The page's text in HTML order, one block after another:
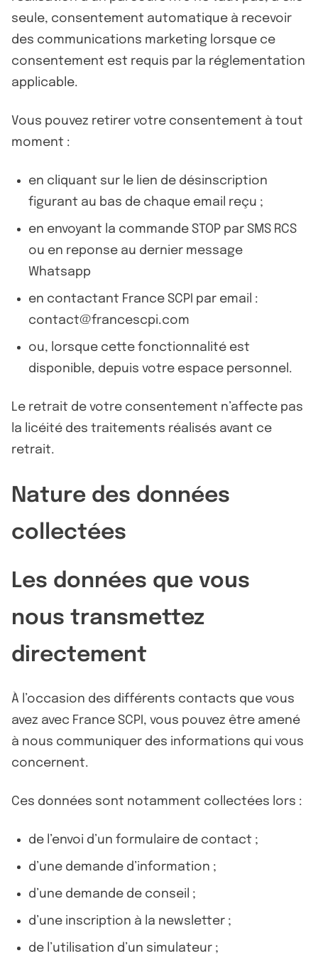
seule, consentement automatique à recevoir
des communications marketing lorsque ce
consentement est requis par la réglementation
applicable.
Vous pouvez retirer votre consentement à tout
moment :
en cliquant sur le lien de désinscription
figurant au bas de chaque email reçu ;
en envoyant la commande STOP par SMS RCS
ou en reponse au dernier message
Whatsapp
en contactant France SCPI par email :
contact@francescpi.com
ou, lorsque cette fonctionnalité est
disponible, depuis votre espace personnel.
Le retrait de votre consentement n’affecte pas
la licéité des traitements réalisés avant ce
retrait.
Nature des données
collectées
Les données que vous
nous transmettez
directement
À l’occasion des différents contacts que vous
avez avec France SCPI, vous pouvez être amené
à nous communiquer des informations qui vous
concernent.
Ces données sont notamment collectées lors :
de l’envoi d’un formulaire de contact ;
d’une demande d’information ;
d’une demande de conseil ;
d’une inscription à la newsletter ;
de l’utilisation d’un simulateur ;